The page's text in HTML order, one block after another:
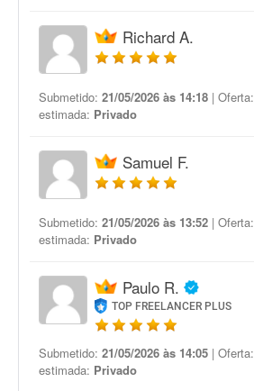
Richard A.
Submetido: 21/05/2026 às 14:18 | Oferta:
estimada: Privado
Samuel F.
Submetido: 21/05/2026 às 13:52 | Oferta:
estimada: Privado
Paulo R.
TOP FREELANCER PLUS
Submetido: 21/05/2026 às 14:05 | Oferta:
estimada: Privado